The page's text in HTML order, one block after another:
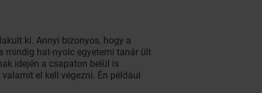
ki. Annyi bizonyos, hogy a
mindig hat-nyolc egyetemi tanár ült
idején a csapaton belül is
el kell végezni. Én például